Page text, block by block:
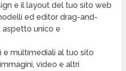
e il layout del tuo sito web
ed editor drag-and-
aspetto unico e
e multimediali al tuo sito
video e altri